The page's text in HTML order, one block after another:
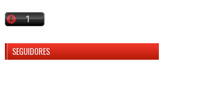
SEGUIDORES